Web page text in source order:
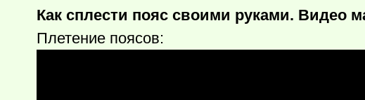
Как сплести пояс своими руками. Видео
Плетение поясов: